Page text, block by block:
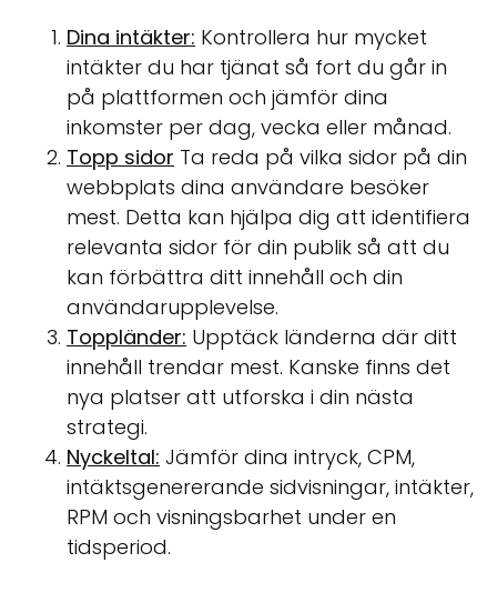
Dina intäkter: Kontrollera hur mycket
intäkter du har tjänat så fort du går in
på plattformen och jämför dina
inkomster per dag, vecka eller månad.
Topp sidor Ta reda på vilka sidor på din
webbplats dina användare besöker
mest. Detta kan hjälpa dig att identifiera
relevanta sidor för din publik så att du
kan förbättra ditt innehåll och din
användarupplevelse.
Toppländer: Upptäck länderna där ditt
innehåll trendar mest. Kanske finns det
nya platser att utforska i din nästa
strategi.
Nyckeltal: Jämför dina intryck, CPM,
intäktsgenererande sidvisningar, intäkter,
RPM och visningsbarhet under en
tidsperiod.